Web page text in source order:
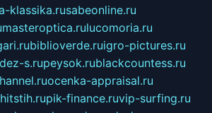
klassika.rusabeonline.ru
masteroptica.rulucomoria.ru
biblioverde.ruigro-pictures.ru
s.rupeysok.rublackcountess.ru
ocenka-appraisal.ru
hitstih.rupik-finance.ruvip-surfing.ru